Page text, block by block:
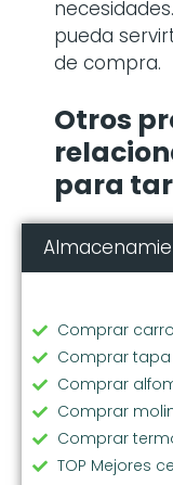
pueda
de compra.
Otros
para
Comprar
Comprar
Comprar
Comprar
Comprar
TOP Mejores